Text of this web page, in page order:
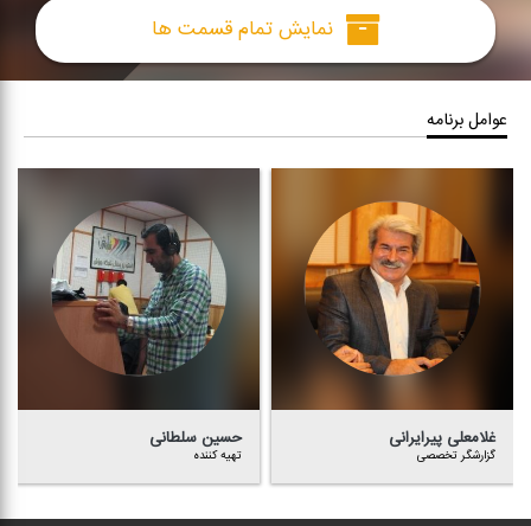
نمایش تمام قسمت ها
عوامل برنامه
غلامعلی پیرایرانی
گزارشگر تخصصی
حسین سلطانی
تهیه كننده